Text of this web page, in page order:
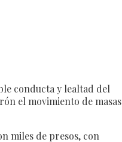
conducta y lealtad del
el movimiento de masas
miles de presos, con